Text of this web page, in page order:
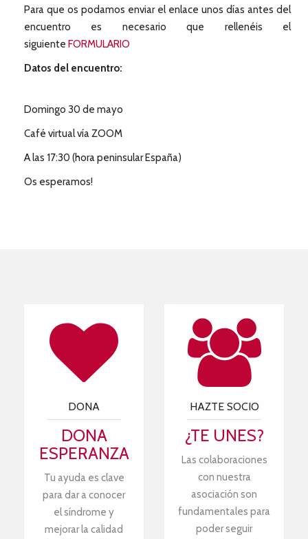
Para que os podamos enviar el enlace unos días antes del
encuentro es necesario que rellenéis el
siguiente FORMULARIO
Datos del encuentro:
Domingo 30 de mayo
Café virtual vía ZOOM
A las 17:30 (hora peninsular España)
Os esperamos!
DONA
DONA
ESPERANZA
Tu ayuda es clave
para dar a conocer
el síndrome y
mejorar la calidad
HAZTE SOCIO
¿TE UNES?
Las colaboraciones
con nuestra
asociación son
fundamentales para
poder seguir